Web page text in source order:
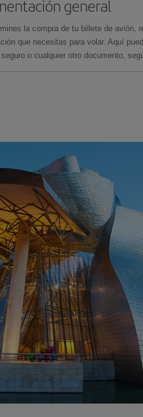
general
la compra de tu billete de avión,
que necesitas para volar. Aquí
o cualquier otro documento,